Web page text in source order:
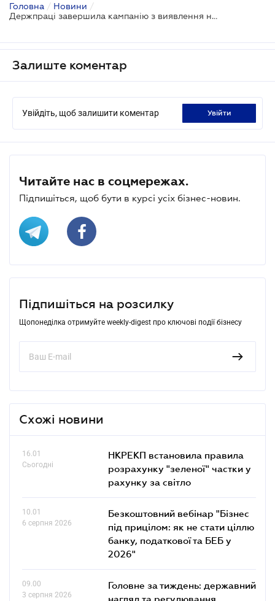
Головна / Новини /
Держпраці завершила кампанію з виявлення неоформлених працівників: який результат
Залиште коментар
Увійдіть, щоб залишити коментар увійти
Читайте нас в соцмережах.
Підпишіться, щоб бути в курсі усіх бізнес-новин.
Підпишіться на розсилку
Щопонеділка отримуйте weekly-digest про ключові події бізнесу
Схожі новини
16.01
Сьогодні
НКРЕКП встановила правила
розрахунку "зеленої" частки у
рахунку за світло
10.01
6 серпня 2026
Безкоштовний вебінар "Бізнес
під прицілом: як не стати ціллю
банку, податкової та БЕБ у
2026"
09.00
3 серпня 2026
Головне за тиждень: державний
нагляд та регулювання